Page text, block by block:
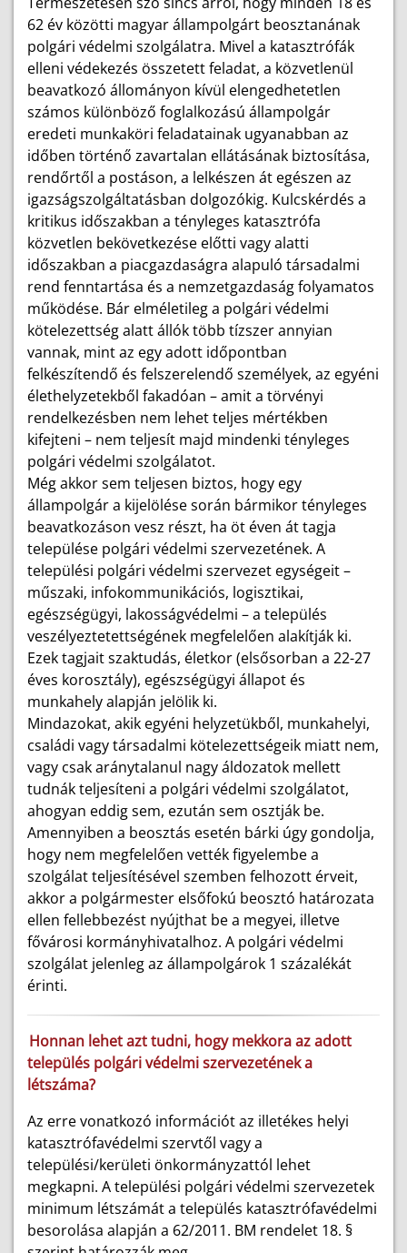
62 év közötti magyar állampolgárt beosztanának
polgári védelmi szolgálatra. Mivel a katasztrófák
elleni védekezés összetett feladat, a közvetlenül
beavatkozó állományon kívül elengedhetetlen
számos különböző foglalkozású állampolgár
eredeti munkaköri feladatainak ugyanabban az
időben történő zavartalan ellátásának biztosítása,
rendőrtől a postáson, a lelkészen át egészen az
igazságszolgáltatásban dolgozókig. Kulcskérdés a
kritikus időszakban a tényleges katasztrófa
közvetlen bekövetkezése előtti vagy alatti
időszakban a piacgazdaságra alapuló társadalmi
rend fenntartása és a nemzetgazdaság folyamatos
működése. Bár elméletileg a polgári védelmi
kötelezettség alatt állók több tízszer annyian
vannak, mint az egy adott időpontban
felkészítendő és felszerelendő személyek, az egyéni
élethelyzetekből fakadóan – amit a törvényi
rendelkezésben nem lehet teljes mértékben
kifejteni – nem teljesít majd mindenki tényleges
polgári védelmi szolgálatot.
Még akkor sem teljesen biztos, hogy egy
állampolgár a kijelölése során bármikor tényleges
beavatkozáson vesz részt, ha öt éven át tagja
települése polgári védelmi szervezetének. A
települési polgári védelmi szervezet egységeit –
műszaki, infokommunikációs, logisztikai,
egészségügyi, lakosságvédelmi – a település
veszélyeztetettségének megfelelően alakítják ki.
Ezek tagjait szaktudás, életkor (elsősorban a 22-27
éves korosztály), egészségügyi állapot és
munkahely alapján jelölik ki.
Mindazokat, akik egyéni helyzetükből, munkahelyi,
családi vagy társadalmi kötelezettségeik miatt nem,
vagy csak aránytalanul nagy áldozatok mellett
tudnák teljesíteni a polgári védelmi szolgálatot,
ahogyan eddig sem, ezután sem osztják be.
Amennyiben a beosztás esetén bárki úgy gondolja,
hogy nem megfelelően vették figyelembe a
szolgálat teljesítésével szemben felhozott érveit,
akkor a polgármester elsőfokú beosztó határozata
ellen fellebbezést nyújthat be a megyei, illetve
fővárosi kormányhivatalhoz. A polgári védelmi
szolgálat jelenleg az állampolgárok 1 százalékát
érinti.
Honnan lehet azt tudni, hogy mekkora az adott
település polgári védelmi szervezetének a
létszáma?
Az erre vonatkozó információt az illetékes helyi
katasztrófavédelmi szervtől vagy a
települési/kerületi önkormányzattól lehet
megkapni. A települési polgári védelmi szervezetek
minimum létszámát a település katasztrófavédelmi
besorolása alapján a 62/2011. BM rendelet 18. §